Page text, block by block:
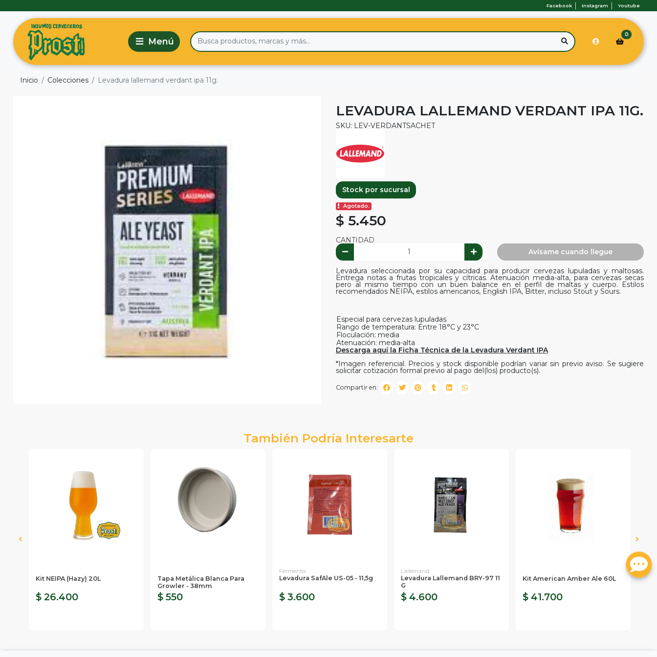
Facebook Instagram Youtube
0
Inicio Colecciones Levadura lallemand verdant ipa 11g.
LEVADURA LALLEMAND VERDANT IPA 11G.
SKU: LEV-VERDANTSACHET
Stock por sucursal
Agotado.
$ 5.450
CANTIDAD
Avísame cuando llegue
Levadura seleccionada por su capacidad para producir cervezas lupuladas y maltosas.
Entrega notas a frutas tropicales y cítricas. Atenuación media-alta, para cervezas secas
pero al mismo tiempo con un buen balance en el perfil de maltas y cuerpo. Estilos
recomendados NEIPA, estilos americanos, English IPA, Bitter, incluso Stout y Sours.
Especial para cervezas lupuladas
Rango de temperatura: Entre 18°C y 23°C
Floculación: media
Atenuación: media-alta
Descarga aquí la Ficha Técnica de la Levadura Verdant IPA
*Imagen referencial. Precios y stock disponible podrían variar sin previo aviso. Se sugiere
solicitar cotización formal previo al pago del(los) producto(s).
Compartir en:
También Podría Interesarte
Kit NEIPA (Hazy) 20L
$ 26.400
Tapa Metálica Blanca Para
Growler - 38mm
$ 550
Fermentis
Levadura SafAle US-05 - 11,5g
$ 3.600
Lallemand
Levadura Lallemand BRY-97 11
G
$ 4.600
Kit American Amber Ale 60L
$ 41.700